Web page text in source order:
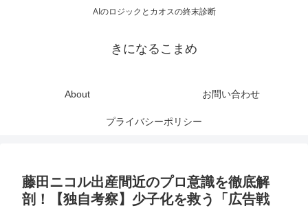
AIのロジックとカオスの終末診断
きになるこまめ
About お問い合わせ
プライバシーポリシー
藤田ニコル出産間近のプロ意識を徹底解
剖！【独自考察】少子化を救う「広告戦